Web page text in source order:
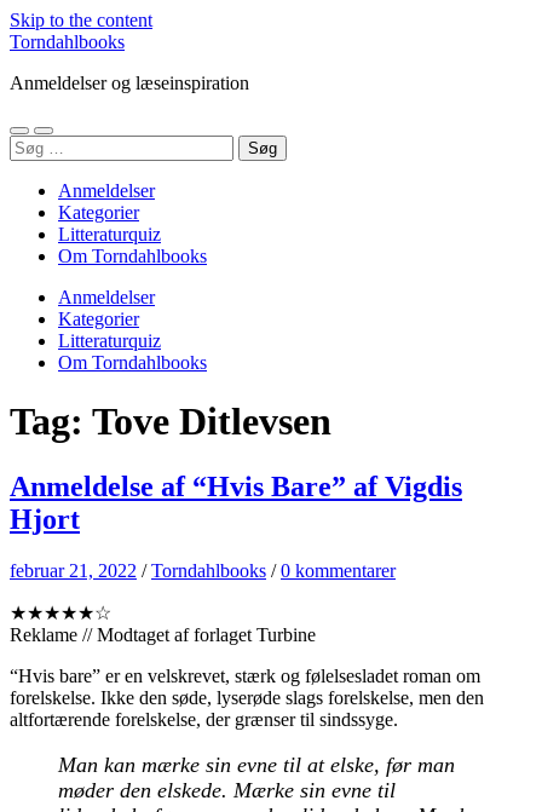
Skip to the content
Torndahlbooks
Anmeldelser og læseinspiration
Toggle
mobile
Toggle
search
Søg
efter:
Anmeldelser
Kategorier
Litteraturquiz
Om Torndahlbooks
Anmeldelser
Kategorier
Litteraturquiz
Om Torndahlbooks
Tag: Tove Ditlevsen
Anmeldelse af “Hvis Bare” af Vigdis
Hjort
februar 21, 2022 /Torndahlbooks /0 kommentarer
★★★★★☆
Reklame // Modtaget af forlaget Turbine
“Hvis bare” er en velskrevet, stærk og følelsesladet roman om
forelskelse. Ikke den søde, lyserøde slags forelskelse, men den
altfortærende forelskelse, der grænser til sindssyge.
Man kan mærke sin evne til at elske, før man
møder den elskede. Mærke sin evne til